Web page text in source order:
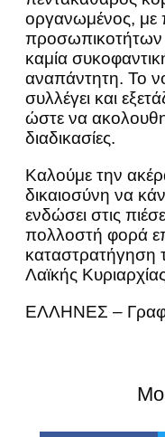
οργανωμένος,
προσωπικοτήτων
καμία
αναπάντητη. Το
συλλέγει και
ώστε να
διαδικασίες.
Καλούμε την
δικαιοσύνη να
ενδώσει στις
πολλοστή φορά
καταστρατήγηση
Λαϊκής
ΕΛΛΗΝΕΣ –